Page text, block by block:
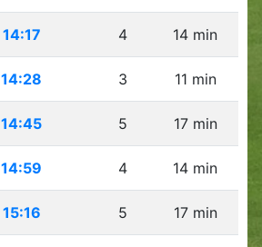
14:17 4 14 min
14:28 3 11 min
14:45 5 17 min
14:59 4 14 min
15:16 5 17 min